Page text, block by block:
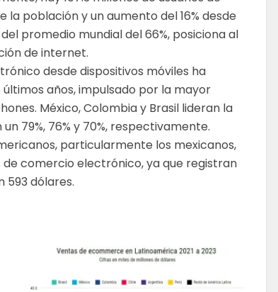
la población y un aumento del 16% desde
promedio mundial del 66%, posiciona al
de internet.
desde dispositivos móviles ha
años, impulsado por la mayor
México, Colombia y Brasil lideran la
79%, 76% y 70%, respectivamente.
particularmente los mexicanos,
comercio electrónico, ya que registran
593 dólares.